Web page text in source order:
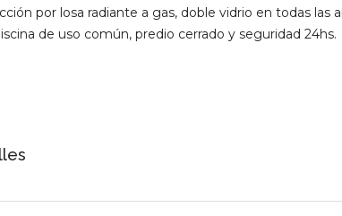
por losa radiante a gas, doble vidrio en todas
de uso común, predio cerrado y seguridad 24hs.